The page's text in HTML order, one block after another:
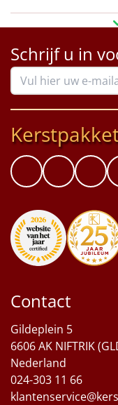
Schrijf u in
Contact
Gildeplein 5
6606 AK NIFTRIK
Nederland
024-303 11 66